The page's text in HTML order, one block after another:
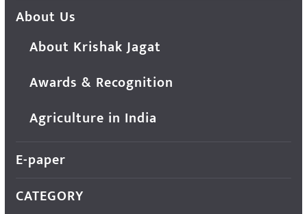
About Us
About Krishak Jagat
Awards & Recognition
Agriculture in India
E-paper
CATEGORY